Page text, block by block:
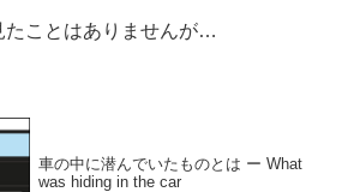
たことはありませんが…
車の中に潜んでいたものとは ー What
was hiding in the car